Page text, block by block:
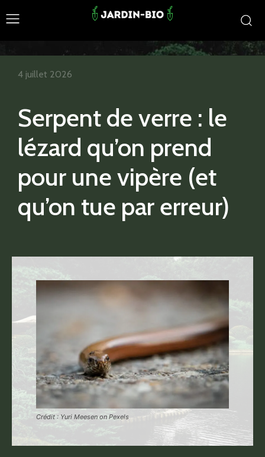
Serpent de verre : le
lézard qu’on prend
pour une vipère (et
qu’on tue par erreur)
Crédit : Yuri Meesen on Pexels
4 juillet 2026